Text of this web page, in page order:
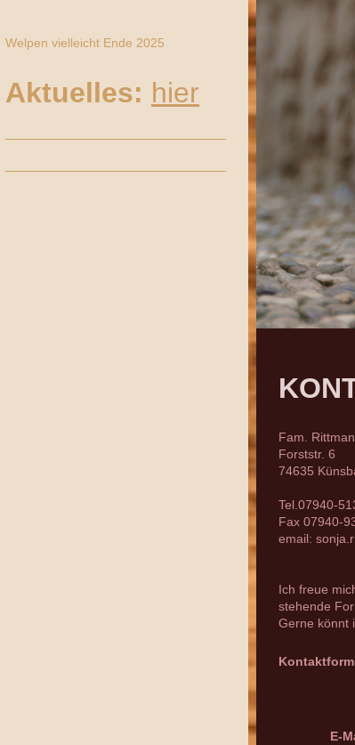
Fam.
Forststr. 6
74635
Tel.07940-
Fax 07940-
email:
Ich freue
stehende
Gerne könnt
E-
Welpen vielleicht Ende 2025
Aktuelles: hier